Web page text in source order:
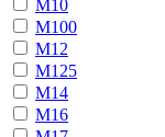
М10
М100
М12
М125
М14
М16